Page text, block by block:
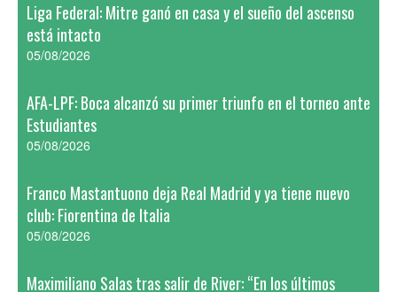
Liga Federal: Mitre ganó en casa y el sueño del ascenso
está intacto
05/08/2026
AFA-LPF: Boca alcanzó su primer triunfo en el torneo ante
Estudiantes
05/08/2026
Franco Mastantuono deja Real Madrid y ya tiene nuevo
club: Fiorentina de Italia
05/08/2026
Maximiliano Salas tras salir de River: “En los últimos